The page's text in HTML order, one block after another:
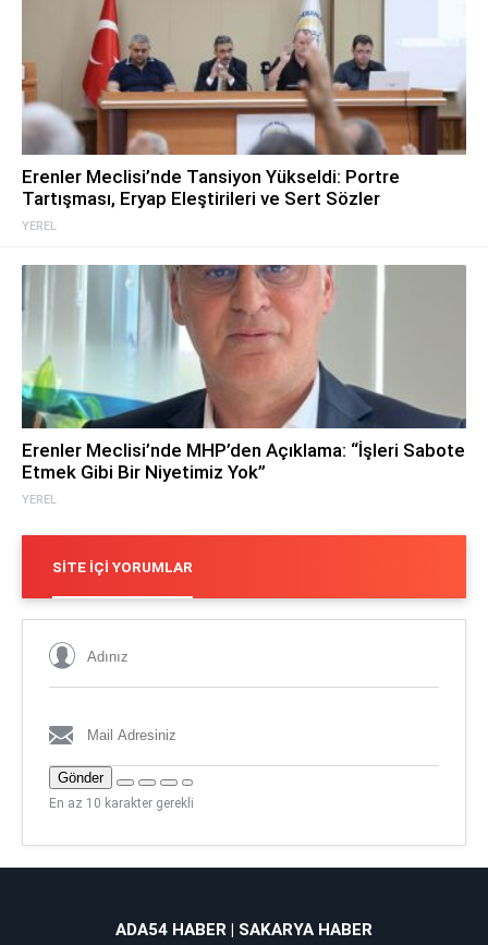
YEREL
Erenler Meclisi’nde Tansiyon Yükseldi: Portre
Tartışması, Eryap Eleştirileri ve Sert Sözler
YEREL
Erenler Meclisi’nde MHP’den Açıklama: “İşleri Sabote
Etmek Gibi Bir Niyetimiz Yok”
SITE İÇI YORUMLAR
Gönder
En az 10 karakter gerekli
ADA54 HABER | SAKARYA HABER